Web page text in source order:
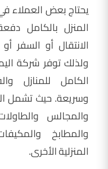
يحتاج بعض العملاء
المنزل بالكامل
الانتقال أو السفر
ولذلك توفر شركة
الكامل للمنازل
وسريعة. حيث تشمل
والمجالس
والمطابخ
المنزلية الأخرى.